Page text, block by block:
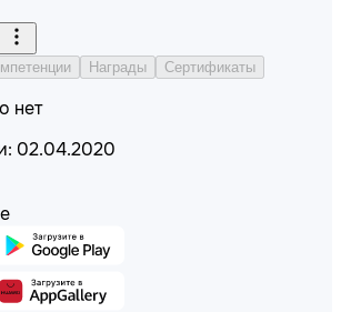
Награды Сертификаты
нет
02.04.2020